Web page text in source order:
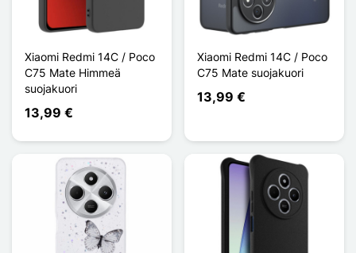
Xiaomi Redmi 14C / Poco
C75 Mate Himmeä
suojakuori
13,99 €
Xiaomi Redmi 14C / Poco
C75 Mate suojakuori
13,99 €